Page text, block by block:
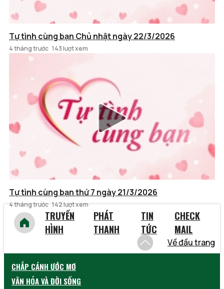
Tự tình cùng bạn Chủ nhật ngày 22/3/2026
4 tháng trước 143 lượt xem
Tự tình cùng bạn thứ 7 ngày 21/3/2026
4 tháng trước 142 lượt xem
TRUYỀN
HÌNH
PHÁT
THANH
TIN
TỨC
CHECK
MAIL
Về đầu trang
CHẮP CÁNH ƯỚC MƠ
VĂN HÓA VÀ ĐỜI SỐNG